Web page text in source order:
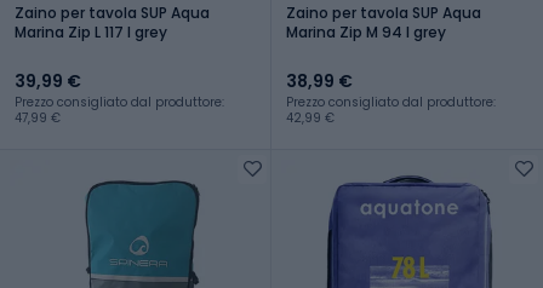
Zaino per tavola SUP Aqua
Marina Zip L 117 l grey
39,99 €
Prezzo consigliato dal produttore:
47,99 €
Zaino per tavola SUP Aqua
Marina Zip M 94 l grey
38,99 €
Prezzo consigliato dal produttore:
42,99 €